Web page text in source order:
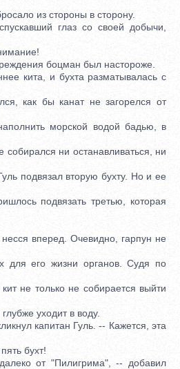
из стороны в сторону.
глаз со своей добычи,
боцман был настороже.
кита, и бухта разматывалась с
как бы канат не загорелся от
морской водой бадью, в
ни останавливаться, ни
подвязал вторую бухту. Но и ее
подвязать третью, которая
вперед. Очевидно, гарпун не
его жизни органов. Судя по
не только не собирается выйти
уходит в воду.
капитан Гуль. -- Кажется, эта
бухт!
от "Пилигрима", -- добавил